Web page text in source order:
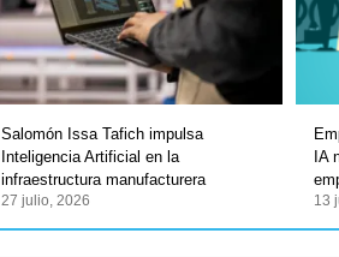
Salomón Issa Tafich impulsa
Inteligencia Artificial en la
infraestructura manufacturera
27 julio, 2026
IA
13